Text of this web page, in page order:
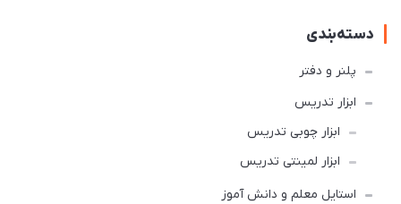
دسته‌بندی
پلنر و دفتر
ابزار تدریس
ابزار چوبی تدریس
ابزار لمینتی تدریس
استایل معلم و دانش آموز